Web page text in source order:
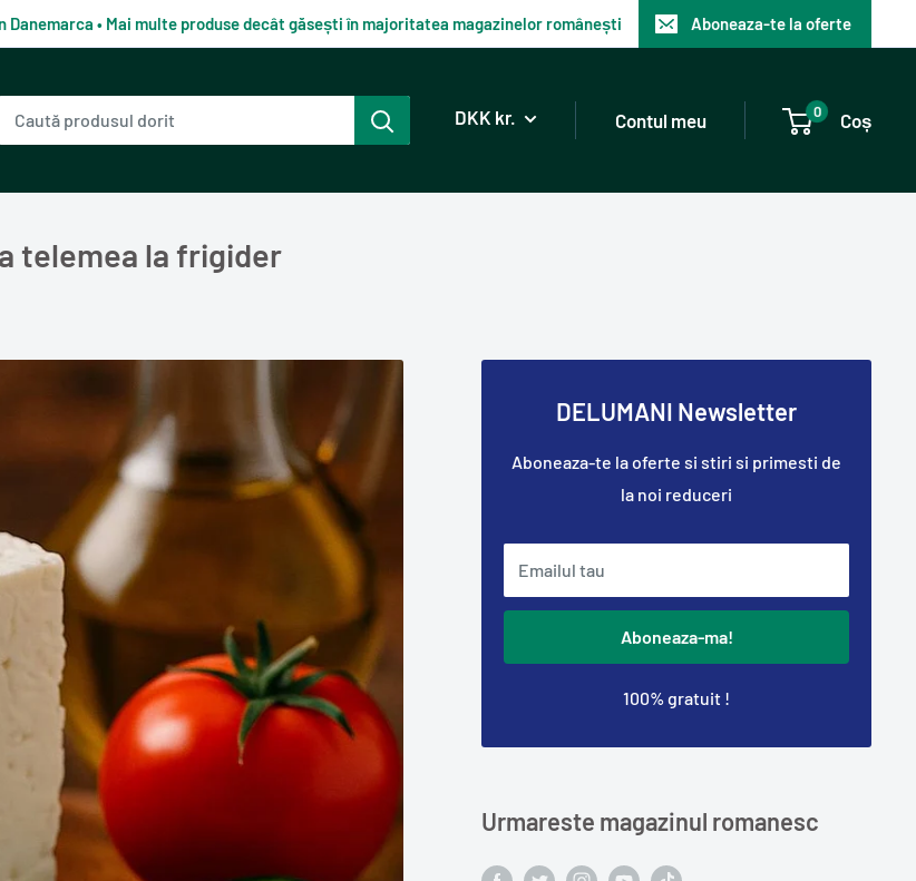
• Mai multe produse decât găsești în majoritatea magazinelor românești Aboneaza-te la oferte
DKK kr. Contul meu 0 Coș
telemea la frigider
DELUMANI Newsletter
Aboneaza-te la oferte si stiri si primesti de
la noi reduceri
Emailul tau
Aboneaza-ma!
100% gratuit !
Urmareste magazinul romanesc